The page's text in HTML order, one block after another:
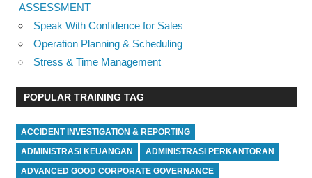
ASSESSMENT
Speak With Confidence for Sales
Operation Planning & Scheduling
Stress & Time Management
POPULAR TRAINING TAG
ACCIDENT INVESTIGATION & REPORTING
ADMINISTRASI KEUANGAN ADMINISTRASI PERKANTORAN
ADVANCED GOOD CORPORATE GOVERNANCE